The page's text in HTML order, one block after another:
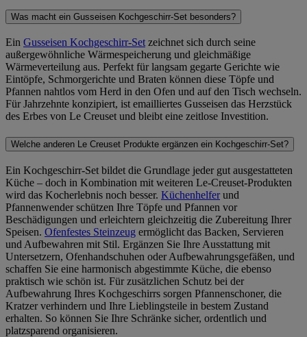
Was macht ein Gusseisen Kochgeschirr-Set besonders?
Ein Gusseisen Kochgeschirr-Setzeichnet sich durch seine
außergewöhnliche Wärmespeicherung und gleichmäßige
Wärmeverteilung aus. Perfekt für langsam gegarte Gerichte wie
Eintöpfe, Schmorgerichte und Braten können diese Töpfe und
Pfannen nahtlos vom Herd in den Ofen und auf den Tisch wechseln.
Für Jahrzehnte konzipiert, ist emailliertes Gusseisen das Herzstück
des Erbes von Le Creuset und bleibt eine zeitlose Investition.
Welche anderen Le Creuset Produkte ergänzen ein Kochgeschirr-Set?
Ein Kochgeschirr-Set bildet die Grundlage jeder gut ausgestatteten
Küche – doch in Kombination mit weiteren Le-Creuset-Produkten
wird das Kocherlebnis noch besser. Küchenhelferund
Pfannenwender schützen Ihre Töpfe und Pfannen vor
Beschädigungen und erleichtern gleichzeitig die Zubereitung Ihrer
Speisen. Ofenfestes Steinzeug ermöglicht das Backen, Servieren
und Aufbewahren mit Stil. Ergänzen Sie Ihre Ausstattung mit
Untersetzern, Ofenhandschuhen oder Aufbewahrungsgefäßen, und
schaffen Sie eine harmonisch abgestimmte Küche, die ebenso
praktisch wie schön ist. Für zusätzlichen Schutz bei der
Aufbewahrung Ihres Kochgeschirrs sorgen Pfannenschoner, die
Kratzer verhindern und Ihre Lieblingsteile in bestem Zustand
erhalten. So können Sie Ihre Schränke sicher, ordentlich und
platzsparend organisieren.